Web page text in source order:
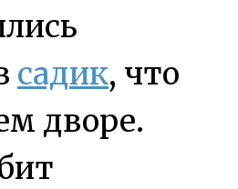
садик, что
дворе.